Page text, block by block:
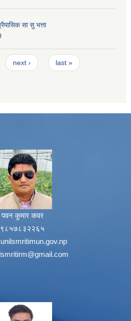
सा सु भत्ता
next › last »
पवन कुमार कवर
९८५७८३२२६५